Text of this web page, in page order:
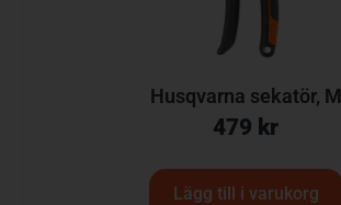
Husqvarna sekatör, M
479 kr
Lägg till i varukorg